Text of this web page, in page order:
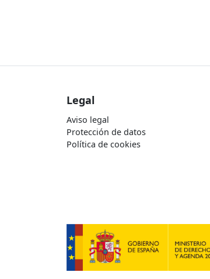
Legal
Aviso legal
Protección de datos
Política de cookies